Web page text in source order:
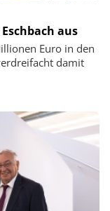
aus
Euro in den
damit